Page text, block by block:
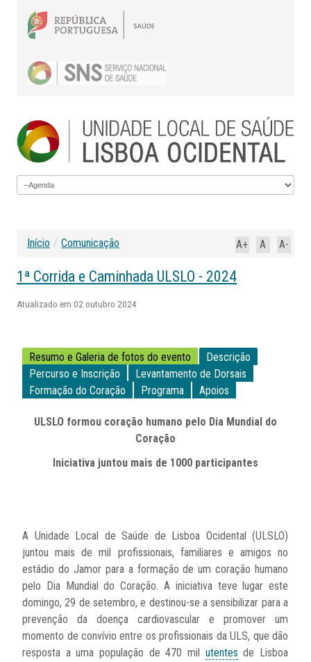
A-
A
A+
Início / Comunicação
1ª Corrida e Caminhada ULSLO - 2024
Atualizado em 02 outubro 2024
Resumo e Galeria de fotos do evento
Descrição
Percurso e Inscrição
Levantamento de Dorsais
Formação do Coração
Programa Apoios
ULSLO formou coração humano pelo Dia Mundial do
Coração
Iniciativa juntou mais de 1000 participantes
A Unidade Local de Saúde de Lisboa Ocidental (ULSLO)
juntou mais de mil profissionais, familiares e amigos no
estádio do Jamor para a formação de um coração humano
pelo Dia Mundial do Coração. A iniciativa teve lugar este
domingo, 29 de setembro, e destinou-se a sensibilizar para a
prevenção da doença cardiovascular e promover um
momento de convívio entre os profissionais da ULS, que dão
resposta a uma população de 470 mil utentes de Lisboa